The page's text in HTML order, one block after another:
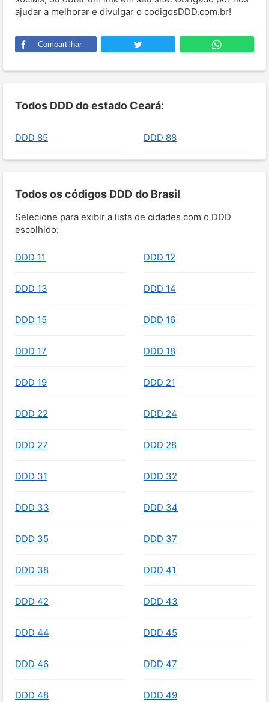
ajudar a melhorar e divulgar o codigosDDD.com.br!
Compartilhar
Todos DDD do estado Ceará:
DDD 85 DDD 88
Todos os códigos DDD do Brasil
Selecione para exibir a lista de cidades com o DDD
escolhido:
DDD 11 DDD 12
DDD 13 DDD 14
DDD 15 DDD 16
DDD 17 DDD 18
DDD 19 DDD 21
DDD 22 DDD 24
DDD 27 DDD 28
DDD 31 DDD 32
DDD 33 DDD 34
DDD 35 DDD 37
DDD 38 DDD 41
DDD 42 DDD 43
DDD 44 DDD 45
DDD 46 DDD 47
DDD 48 DDD 49